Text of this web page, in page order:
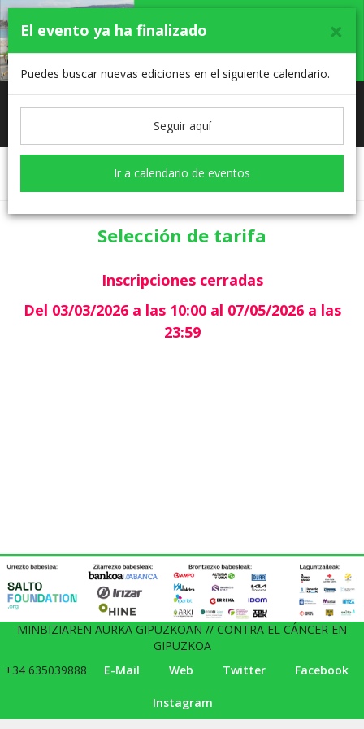
12. CARRERA Y MARCHA CONTRA EL
CANCER EN GIPUZKOA (DONOSTIA -
Toggle
Selección de tarifa Formulario
Selección de tarifa
Inscripciones cerradas
Del 03/03/2026 a las 10:00 al 07/05/2026 a las
23:59
MINBIZIAREN AURKA GIPUZKOAN // CONTRA EL CÁNCER EN
GIPUZKOA
+34 635039888
E-Mail Web Twitter Facebook
Instagram
×
El evento ya ha finalizado
Puedes buscar nuevas ediciones en el siguiente calendario.
Seguir aquí
Ir a calendario de eventos